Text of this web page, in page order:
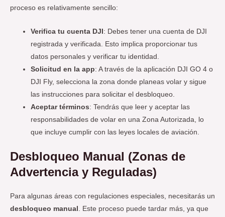
proceso es relativamente sencillo:
Verifica tu cuenta DJI : Debes tener una cuenta de DJI
registrada y verificada. Esto implica proporcionar tus
datos personales y verificar tu identidad.
Solicitud en la app: A través de la aplicación DJI GO 4 o
DJI Fly, selecciona la zona donde planeas volar y sigue
las instrucciones para solicitar el desbloqueo.
Aceptar términos: Tendrás que leer y aceptar las
responsabilidades de volar en una Zona Autorizada, lo
que incluye cumplir con las leyes locales de aviación.
Desbloqueo Manual (Zonas de
Advertencia y Reguladas)
Para algunas áreas con regulaciones especiales, necesitarás un
desbloqueo manual . Este proceso puede tardar más, ya que